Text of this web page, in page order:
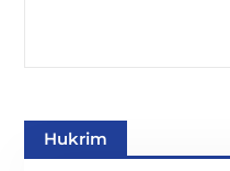
Hukrim